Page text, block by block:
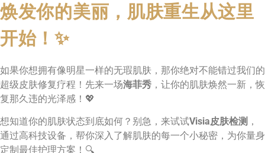
焕发你的美丽，肌肤重生从这里
开始！✨
如果你想拥有像明星一样的无瑕肌肤，那你绝对不能错过我们的
超级皮肤修复疗程！先来一场海菲秀 ，让你的肌肤焕然一新，恢
复那久违的光泽感！💖
想知道你的肌肤状态到底如何？别急，来试试Visia皮肤检测 ，
通过高科技设备，帮你深入了解肌肤的每一个小秘密，为你量身
定制最佳护理方案！🔍